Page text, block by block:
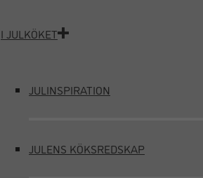
I JULKÖKET
JULINSPIRATION
JULENS KÖKSREDSKAP